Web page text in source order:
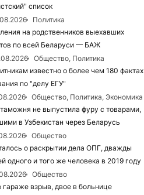
список
Политика
на родственников выехавших
по всей Беларуси — БАЖ
Общество, Политика
известно о более чем 180 фактах
по "делу ЕГУ"
Общество, Политика, Экономика
не выпустила фуру с товарами,
в Узбекистан через Беларусь
Общество
о раскрытии дела ОПГ, дважды
одного и того же человека в 2019 году
Общество
гараже взрыв, двое в больнице